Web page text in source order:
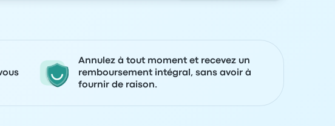
Annulez à tout moment et recevez un
remboursement intégral, sans avoir à
fournir de raison.